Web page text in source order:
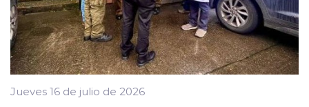
Jueves 16 de julio de 2026